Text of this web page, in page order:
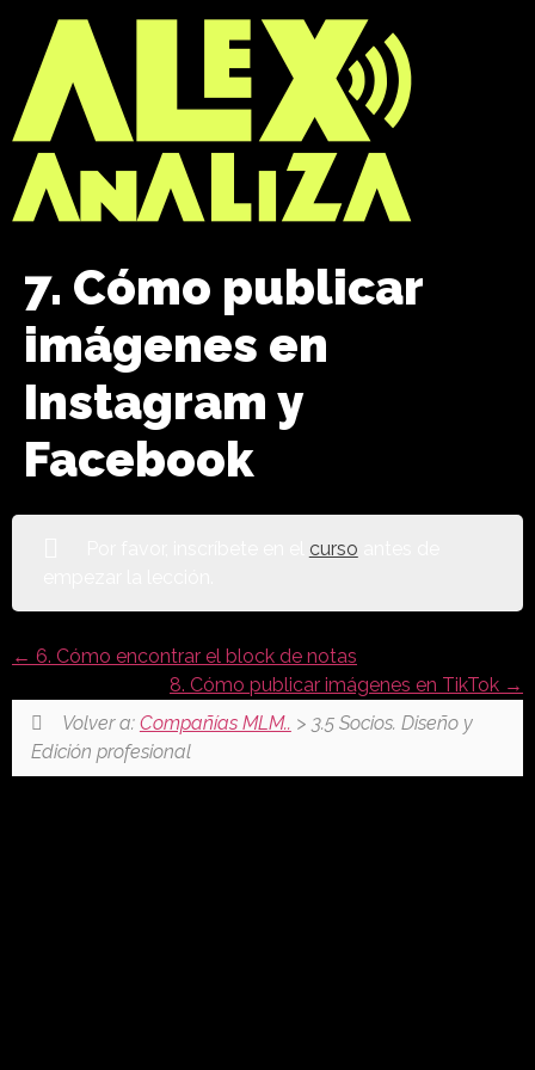
7. Cómo publicar
imágenes en
Instagram y
Facebook
curso
6. Cómo encontrar el block de notas
8. Cómo publicar imágenes en TikTok
Volver a: Compañías MLM.. > 3.5 Socios. Diseño y
Edición profesional